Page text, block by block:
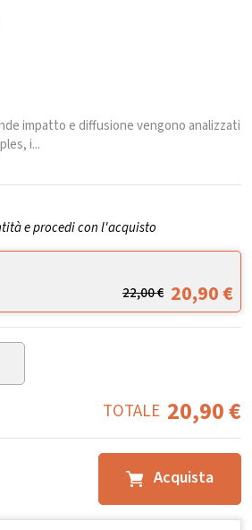
impatto e diffusione vengono analizzati
i...
e procedi con l'acquisto
22,00€ 20,90€
TOTALE 20,90€
Acquista